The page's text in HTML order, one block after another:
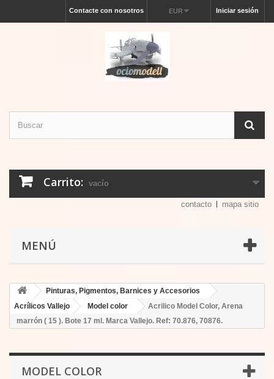
Iniciar sesión
EUR
Contacte con nosotros
Carrito: vacío
contacto mapa sitio
MENÚ
Pinturas, Pigmentos, Barnices y Accesorios
Acrílicos Vallejo
Model color
Acrilico Model Color, Arena
marrón ( 15 ). Bote 17 ml. Marca Vallejo. Ref: 70.876, 70876.
MODEL COLOR